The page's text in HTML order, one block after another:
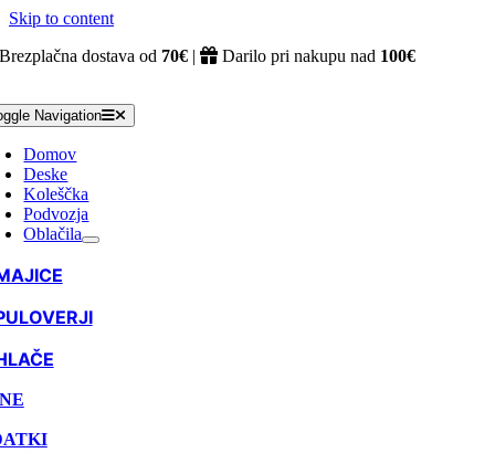
Skip to content
dostava od 70€ | Darilo pri nakupu nad 100€
Navigation
Domov
Deske
Koleščka
Podvozja
Oblačila